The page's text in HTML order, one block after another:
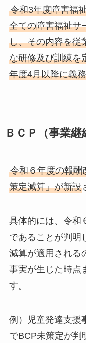
令和3年度障害福
全ての障害福祉サ
し、その内容を従
な研修及び訓練を
年度4月以降に義
ＢＣＰ（事業
令和６年度の報酬
策定減算」が新設
具体的には、令和
であることが判明
減算が適用される
事実が生じた時点
す。
例）児童発達支援
でBCP未策定が判